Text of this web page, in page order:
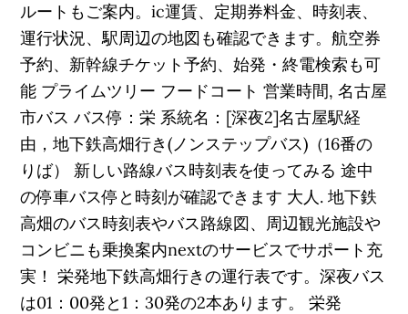
ルートもご案内。ic運賃、定期券料金、時刻表、
運行状況、駅周辺の地図も確認できます。航空券
予約、新幹線チケット予約、始発・終電検索も可
能 プライムツリー フードコート 営業時間, 名古屋
市バス バス停：栄 系統名：[深夜2]名古屋駅経
由，地下鉄高畑行き(ノンステップバス)（16番の
りば） 新しい路線バス時刻表を使ってみる 途中
の停車バス停と時刻が確認できます 大人. 地下鉄
高畑のバス時刻表やバス路線図、周辺観光施設や
コンビニも乗換案内nextのサービスでサポート充
実！ 栄発地下鉄高畑行きの運行表です。深夜バス
は01：00発と1：30発の2本あります。 栄発